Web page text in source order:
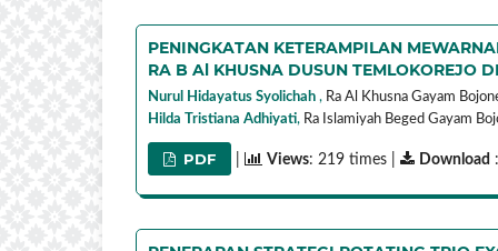
PENINGKATAN KETERAMPILAN
RA B Al KHUSNA DUSUN TEMLOKOREJO
Nurul Hidayatus Syolichah , Ra Al Khusna Gayam
Hilda Tristiana Adhiyati, Ra Islamiyah Beged Gayam
PDF Views: 219 times | Download